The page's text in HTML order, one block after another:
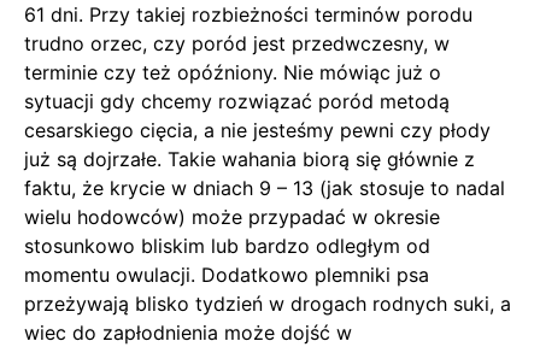
61 dni. Przy takiej rozbieżności terminów porodu
trudno orzec, czy poród jest przedwczesny, w
terminie czy też opóźniony. Nie mówiąc już o
sytuacji gdy chcemy rozwiązać poród metodą
cesarskiego cięcia, a nie jesteśmy pewni czy płody
już są dojrzałe. Takie wahania biorą się głównie z
faktu, że krycie w dniach 9 – 13 (jak stosuje to nadal
wielu hodowców) może przypadać w okresie
stosunkowo bliskim lub bardzo odległym od
momentu owulacji. Dodatkowo plemniki psa
przeżywają blisko tydzień w drogach rodnych suki, a
wiec do zapłodnienia może dojść w